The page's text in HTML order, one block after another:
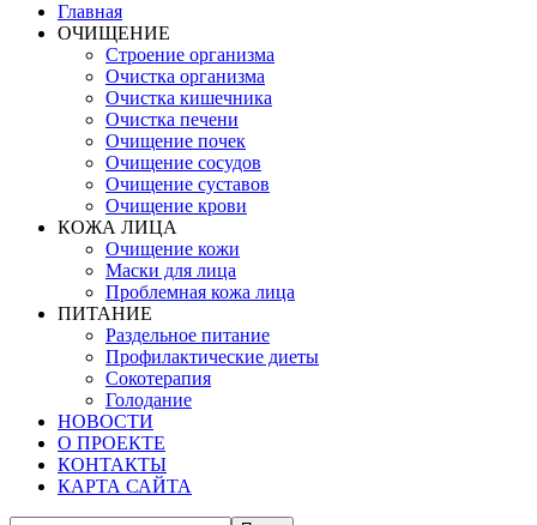
Главная
ОЧИЩЕНИЕ
Строение организма
Очистка организма
Очистка кишечника
Очистка печени
Очищение почек
Очищение сосудов
Очищение суставов
Очищение крови
КОЖА ЛИЦА
Очищение кожи
Маски для лица
Проблемная кожа лица
ПИТАНИЕ
Раздельное питание
Профилактические диеты
Сокотерапия
Голодание
НОВОСТИ
О ПРОЕКТЕ
КОНТАКТЫ
КАРТА САЙТА